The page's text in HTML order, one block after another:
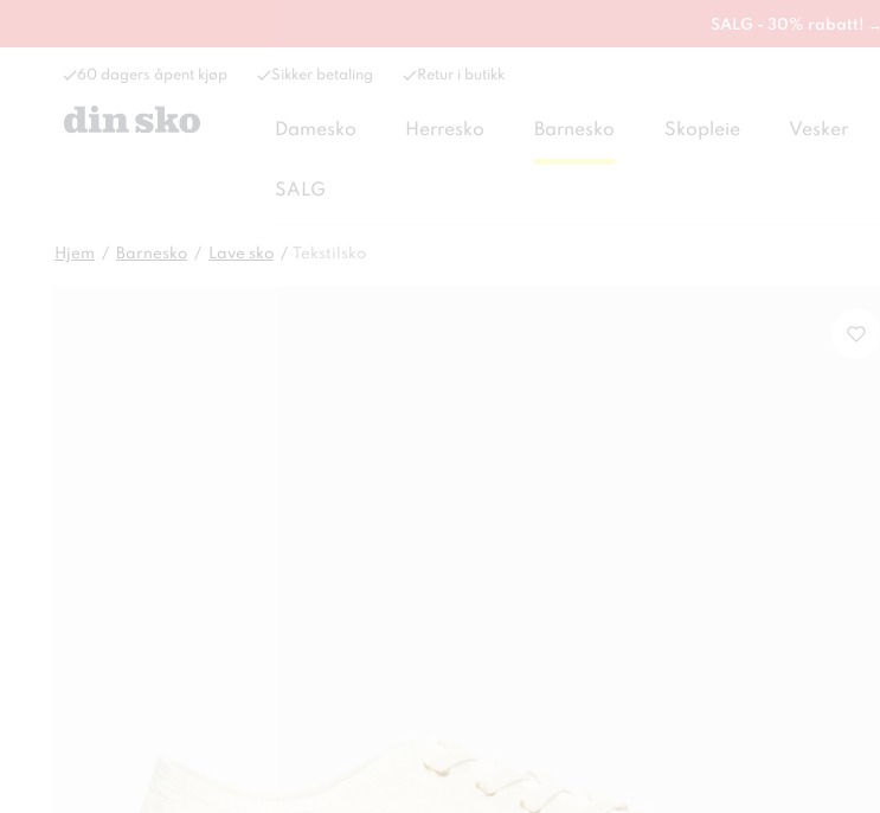
SALG - 30% rabatt! →
60 dagers åpent kjøp Sikker betaling Retur i butikk
Damesko Herresko Barnesko Skopleie Vesker
SALG
Hjem Barnesko Lave sko Tekstilsko